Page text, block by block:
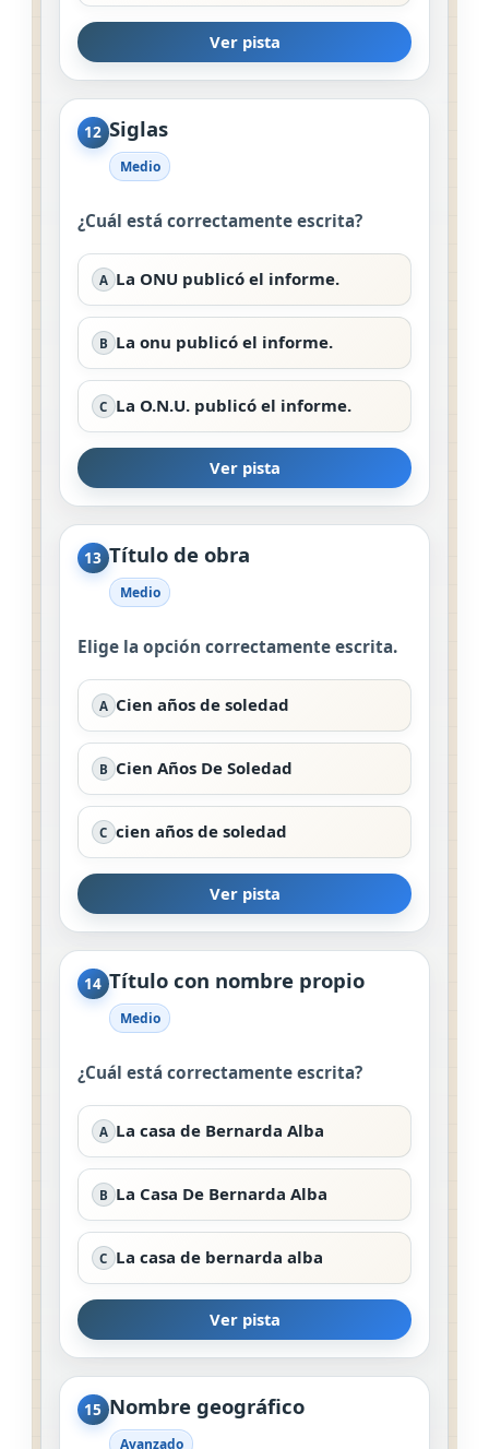
Ver pista
12 Siglas
Medio
¿Cuál está correctamente escrita?
A La ONU publicó el informe.
B La onu publicó el informe.
C La O.N.U. publicó el informe.
Ver pista
13 Título de obra
Medio
Elige la opción correctamente escrita.
A Cien años de soledad
B Cien Años De Soledad
C cien años de soledad
Ver pista
14 Título con nombre propio
Medio
¿Cuál está correctamente escrita?
A La casa de Bernarda Alba
B La Casa De Bernarda Alba
C La casa de bernarda alba
Ver pista
15 Nombre geográfico
Avanzado